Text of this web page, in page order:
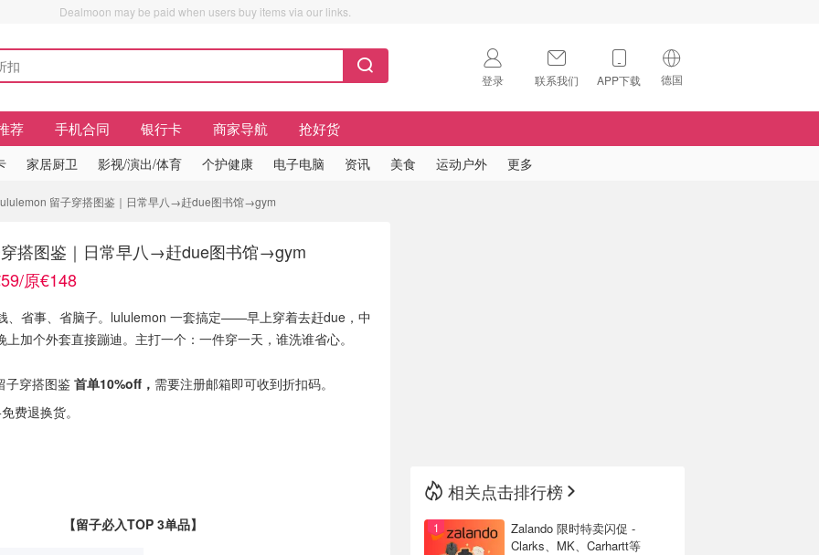
Dealmoon may be paid when users buy items via our links.
登录 联系我们 APP下载 德国
🇺🇸
荐 手机合同 银行卡 商家导航 抢好货
家居厨卫 影视/演出/体育 个护健康 电子电脑 资讯 美食 运动户外 更多
留子穿搭图鉴｜日常早八→赶due图书馆→gym
搭图鉴｜日常早八→赶due图书馆→gym
原€148
、省事、省脑子。lululemon 一套搞定——早上穿着去赶due，中
加个外套直接蹦迪。主打一个：一件穿一天，谁洗谁省心。
子穿搭图鉴 首单10%off， 需要注册邮箱即可收到折扣码。
费退换货。
【留子必入TOP 3单品】
相关点击排行榜
Zalando 限时特卖闪促 -
Clarks、MK、Carhartt等